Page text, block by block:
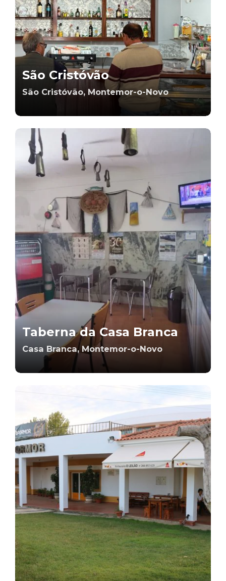
São Cristóvão
São Cristóvão, Montemor-o-Novo
Taberna da Casa Branca
Casa Branca, Montemor-o-Novo